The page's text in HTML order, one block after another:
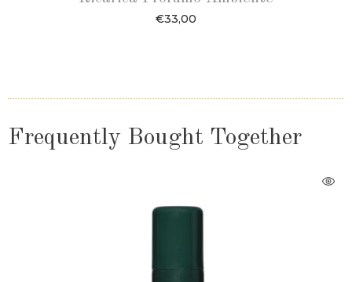
€33,00
Frequently Bought Together